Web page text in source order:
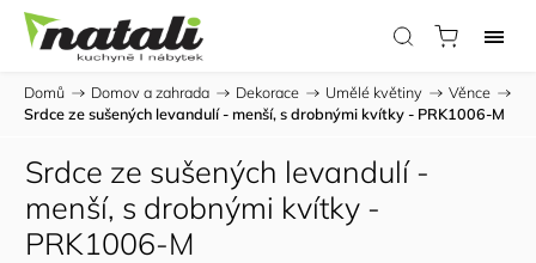
Domů / Domov a zahrada / Dekorace / Umělé květiny / Věnce /
Srdce ze sušených levandulí - menší, s drobnými kvítky - PRK1006-M
Srdce ze sušených levandulí -
menší, s drobnými kvítky -
PRK1006-M